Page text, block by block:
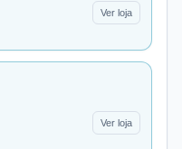
Ver loja
Ver loja